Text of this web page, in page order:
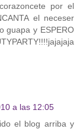
por el
el neceser
guapa y ESPERO
a las 12:05
el blog arriba y